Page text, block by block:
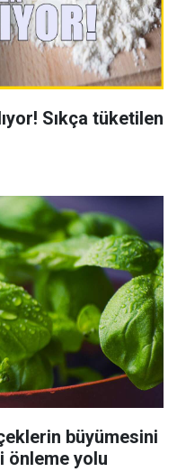
Sıkça tüketilen
büyümesini
önleme yolu